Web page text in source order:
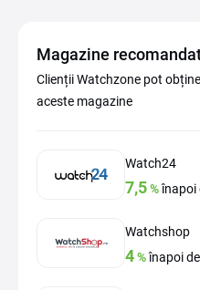
Magazine
Clienții Watchzone pot
aceste magazine
Watch24
7,5%înapoi
Watchshop
4%înapoi